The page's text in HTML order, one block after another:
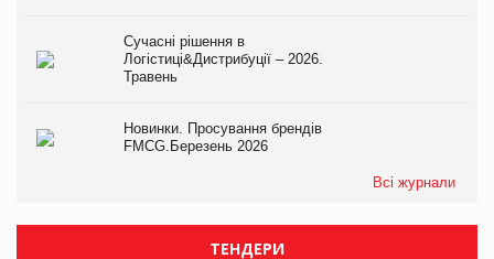
Сучасні рішення в
Логістиці&Дистрибуції – 2026.
Травень
Новинки. Просування брендів
FMCG.Березень 2026
Всі журнали
ТЕНДЕРИ